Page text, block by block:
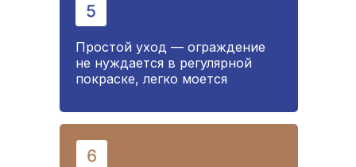
Простой уход — ограждение
не нуждается в регулярной
покраске, легко моется